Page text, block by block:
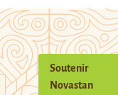
Soutenir
Novastan